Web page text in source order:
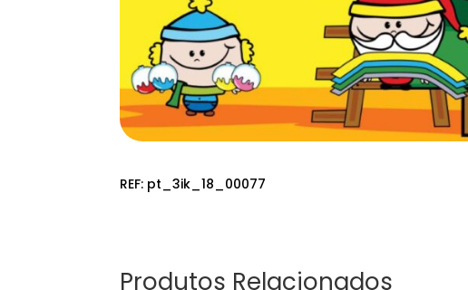
REF: pt_3ik_18_00077
Produtos Relacionados